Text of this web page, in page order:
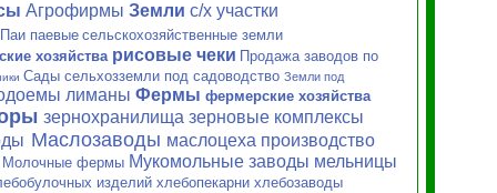
Агрофирмы Земли с/х участки
Паи паевые сельскохозяйственные земли
хозяйства рисовые чеки Продажа заводов по
Сады сельхозземли под садоводство Земли под
лиманы Фермы фермерские хозяйства
зернохранилища зерновые комплексы
Маслозаводы маслоцеха производство
Молочные фермы Мукомольные заводы мельницы
изделий хлебопекарни хлебозаводы